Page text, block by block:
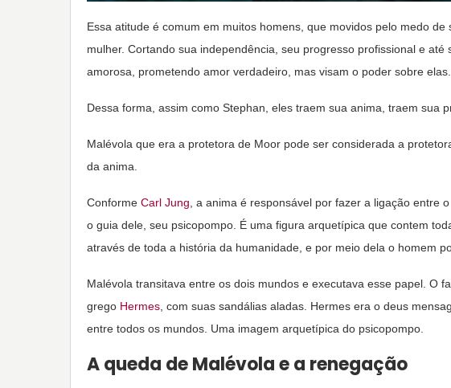
Essa atitude é comum em muitos homens, que movidos pelo medo de
mulher. Cortando sua independência, seu progresso profissional e
amorosa, prometendo amor verdadeiro, mas visam o poder sobre elas.
Dessa forma, assim como Stephan, eles traem sua anima, traem sua
Malévola que era a protetora de Moor pode ser considerada a
da anima.
Conforme Carl Jung , a anima é responsável por fazer a ligação entre
o guia dele, seu psicopompo. É uma figura arquetípica que contem
através de toda a história da humanidade, e por meio dela o homem
Malévola transitava entre os dois mundos e executava esse papel. O
grego Hermes , com suas sandálias aladas. Hermes era o deus
entre todos os mundos. Uma imagem arquetípica do psicopompo.
A queda de Malévola e a renegação